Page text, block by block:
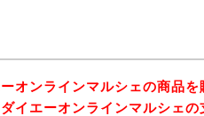
オンラインマルシェの商品
イエーオンラインマルシェ